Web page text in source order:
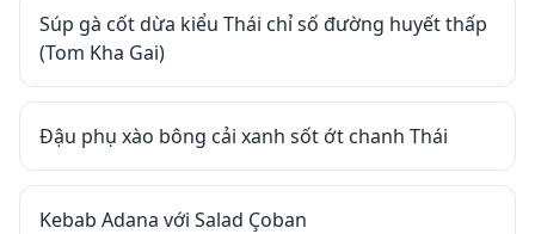
Súp gà cốt dừa kiểu Thái chỉ số đường huyết thấp
(Tom Kha Gai)
Đậu phụ xào bông cải xanh sốt ớt chanh Thái
Kebab Adana với Salad Çoban